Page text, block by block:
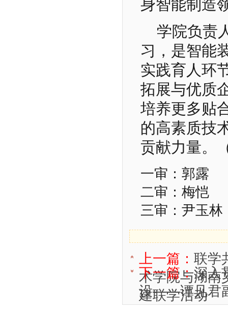
身智能制造
学院负责
习，是智能
实践育人环
拓展与优质
培养更多贴
的高素质技
贡献力量。
一审：郭露
二审：梅恺
三审：尹玉林
上一篇：联学
术学院与湖南
建联学活动
下一篇：深入
设——谭见君